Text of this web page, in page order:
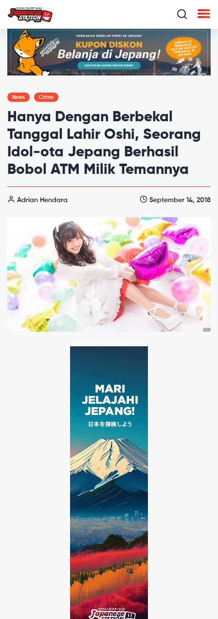
News Crime
Hanya Dengan Berbekal
Tanggal Lahir Oshi, Seorang
Idol-ota Jepang Berhasil
Bobol ATM Milik Temannya
Adrian Hendara September 14, 2018